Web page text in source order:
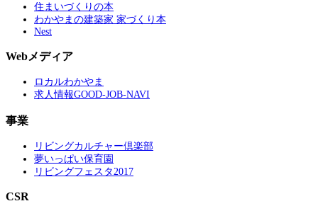
住まいづくりの本
わかやまの建築家 家づくり本
Nest
Webメディア
ロカルわかやま
求人情報GOOD-JOB-NAVI
事業
リビングカルチャー倶楽部
夢いっぱい保育園
リビングフェスタ2017
CSR